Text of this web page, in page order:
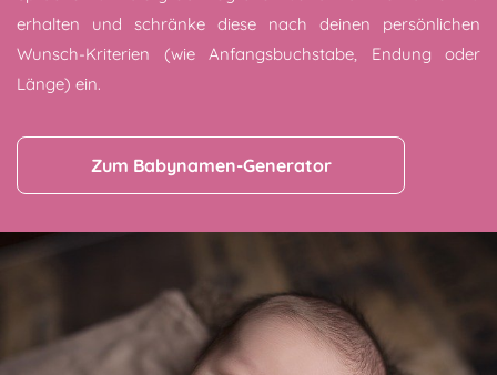
erhalten und schränke diese nach deinen persönlichen
Wunsch-Kriterien (wie Anfangsbuchstabe, Endung oder
Länge) ein.
Zum Babynamen-Generator